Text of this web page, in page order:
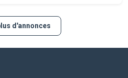
d'annonces